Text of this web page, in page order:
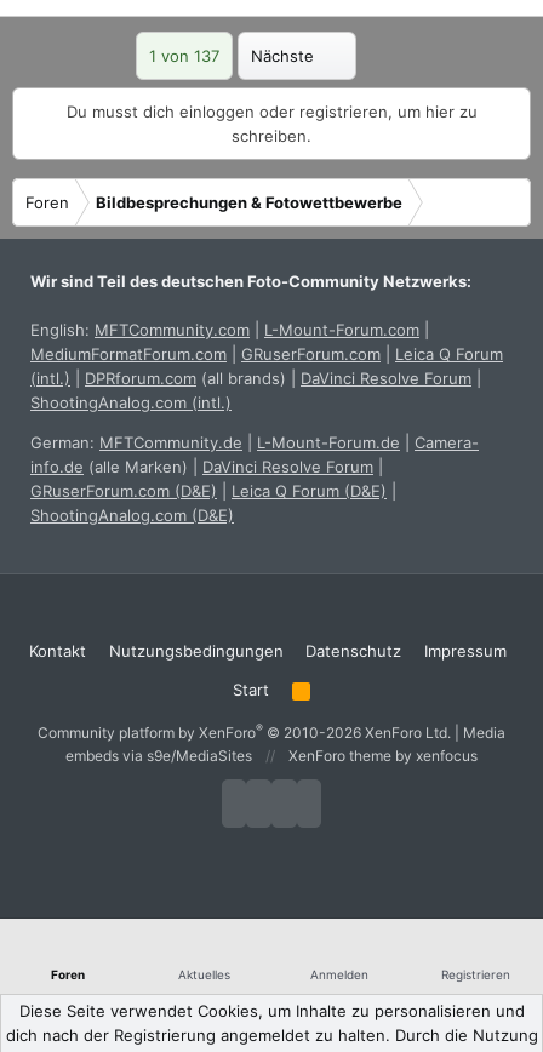
1 von 137 Nächste
Du musst dich einloggen oder registrieren, um hier zu
schreiben.
Foren Bildbesprechungen & Fotowettbewerbe
Wir sind Teil des deutschen Foto-Community Netzwerks:
English: MFTCommunity.com L-Mount-Forum.com
MediumFormatForum.com
GRuserForum.com
Leica Q Forum
(intl.)
DPRforum.com (all brands) DaVinci Resolve Forum
ShootingAnalog.com (intl.)
German: MFTCommunity.de L-Mount-Forum.de
Camera-
info.de (alle Marken) DaVinci Resolve Forum
GRuserForum.com (D&E)
Leica Q Forum (D&E)
ShootingAnalog.com (D&E)
Kontakt Nutzungsbedingungen Datenschutz
Impressum
Start
R
S
Community platform by XenForo® © 2010-2026 XenForo Ltd.
Media
embeds via s9e/MediaSites
XenForo theme by xenfocus
Foren Aktuelles Anmelden Registrieren
Diese Seite verwendet Cookies, um Inhalte zu personalisieren und
dich nach der Registrierung angemeldet zu halten. Durch die Nutzung